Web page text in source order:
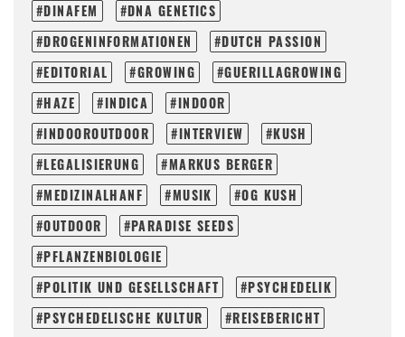
DINAFEM
DNA GENETICS
DROGENINFORMATIONEN
DUTCH PASSION
EDITORIAL
GROWING
GUERILLAGROWING
HAZE
INDICA
INDOOR
INDOOROUTDOOR
INTERVIEW
KUSH
LEGALISIERUNG
MARKUS BERGER
MEDIZINALHANF
MUSIK
OG KUSH
OUTDOOR
PARADISE SEEDS
PFLANZENBIOLOGIE
POLITIK UND GESELLSCHAFT
PSYCHEDELIK
PSYCHEDELISCHE KULTUR
REISEBERICHT